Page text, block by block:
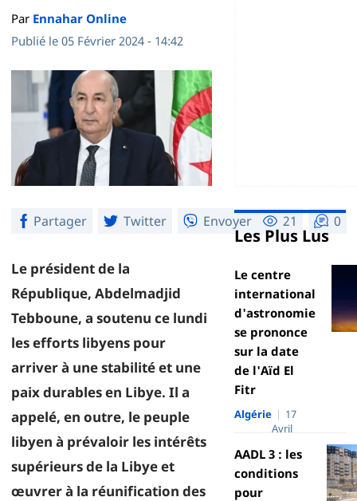
Par Ennahar Online
Publié le 05 Février 2024 - 14:42
Partager Twitter Envoyer 21 0
Le président de la
République, Abdelmadjid
Tebboune, a soutenu ce lundi
les efforts libyens pour
arriver à une stabilité et une
paix durables en Libye. Il a
appelé, en outre, le peuple
libyen à prévaloir les intérêts
supérieurs de la Libye et
œuvrer à la réunification des
Les Plus Lus
Le centre
international
d'astronomie
se prononce
sur la date
de l'Aïd El
Fitr
Algérie
17
Avril
AADL 3 : les
conditions
pour